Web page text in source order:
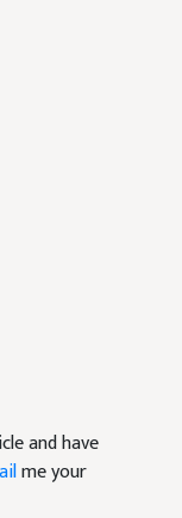
and have
me your